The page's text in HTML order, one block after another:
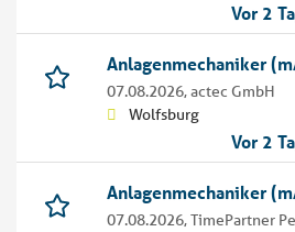
Vor 2
Anlagenmechaniker
07.08.2026,actec GmbH
Wolfsburg
Vor 2
Anlagenmechaniker
07.08.2026,TimePartner